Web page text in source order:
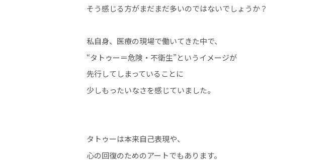
そう感じる方がまだまだ多いのではないでしょうか？
私自身、医療の現場で働いてきた中で、
“タトゥー＝危険・不衛生”というイメージが
先行してしまっていることに
少しもったいなさを感じていました。
タトゥーは本来自己表現や、
心の回復のためのアートでもあります。